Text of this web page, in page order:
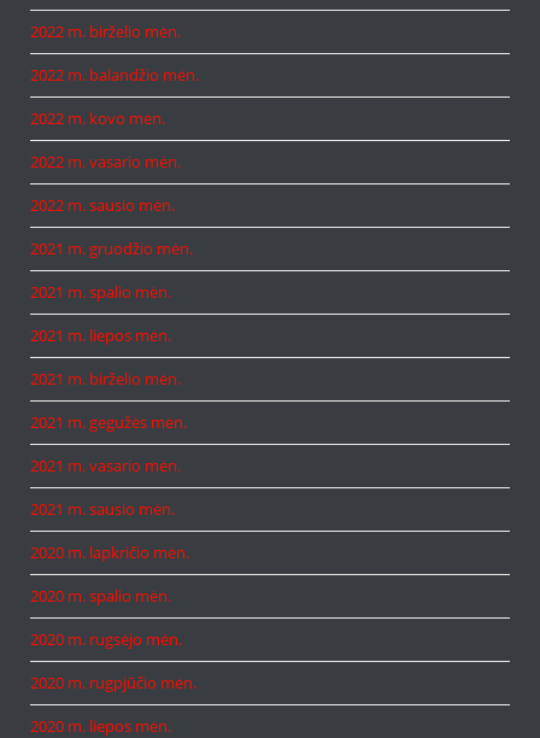
2022 m. birželio mėn.
2022 m. balandžio mėn.
2022 m. kovo mėn.
2022 m. vasario mėn.
2022 m. sausio mėn.
2021 m. gruodžio mėn.
2021 m. spalio mėn.
2021 m. liepos mėn.
2021 m. birželio mėn.
2021 m. gegužės mėn.
2021 m. vasario mėn.
2021 m. sausio mėn.
2020 m. lapkričio mėn.
2020 m. spalio mėn.
2020 m. rugsėjo mėn.
2020 m. rugpjūčio mėn.
2020 m. liepos mėn.